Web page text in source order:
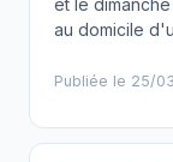
et le
au domicile
Publiée le 25/